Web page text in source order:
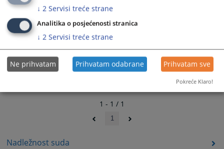
Nadležnost suda
1 - 1 / 1
1
↓ 2 Servisi treće strane
Analitika o posjećenosti stranica
↓ 2 Servisi treće strane
Ne prihvatam Prihvatam odabrane Prihvatam sve
Pokreće Klaro!